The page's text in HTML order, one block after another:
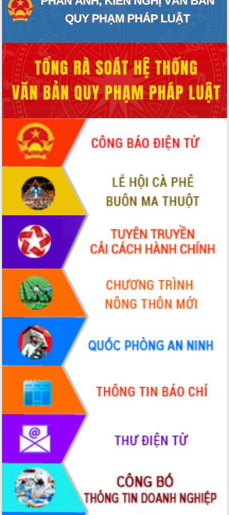
Đắk Lắk công bố Quy hoạch và xúc
tiến đầu tư tỉnh
Diễn đàn Kinh tế tư nhân Việt Nam đột
phá cơ chế - Hợp tác công tư
Đề án 06 tạo bước ngoặt đột phá trong
cải cách hành chính tỉnh Đắk Lắk
Kết nối tour, đẩy mạnh chuyển đổi số
để phát triển du lịch Đắk Lắk
Khởi động Dự án Đầu tư xây dựng hạ
tầng kỹ thuật Cụm công nghiệp Tân
Tiến
Gặp mặt các cơ quan báo chí nhân Kỷ
niệm 101 năm Ngày Báo chí Cách
mạng Việt Nam
Đắk Lắk sơ kết 4 năm triển khai thực
hiện Đề án 06 của Chính phủ
Họp báo thông tin về Hội nghị Công bố
Quy hoạch và Xúc tiến đầu tư tỉnh Đắk
Khơi thông điểm nghẽn, đẩy nhanh
giải ngân vốn khắc phục thiên tai
HĐND tỉnh thông qua điều chỉnh Quy
hoạch tỉnh thời kỳ 2021-2030
Hội thảo góp ý hồ sơ điều chỉnh quy
hoạch tỉnh Đắk Lắk thời kỳ 2021-2030,
tầm nhìn đến năm 2050
Nâng cao hiệu quả hoạt động của các
doanh nghiệp nhà nước
Hội nghị triển khai kết nối mạng
truyền số liệu chuyên dùng phục vụ cơ
quan Đảng, Nhà nước
Lễ phát động chuỗi hoạt động chung
tay làm sạch môi trường
Xã Ea Kar bước chuyển mình trong
công tác cải cách hành chính mô hình
UBND tỉnh họp báo định kỳ tháng 4
năm 2026
Hội thảo khoa học “Giải pháp thúc đẩy
phát triển nền kinh tế xanh tại tỉnh
Đắk Lắk”
Tăng cường giám sát, đôn đốc thực
hiện nhiệm vụ quản lý tài sản công
hàng tuần